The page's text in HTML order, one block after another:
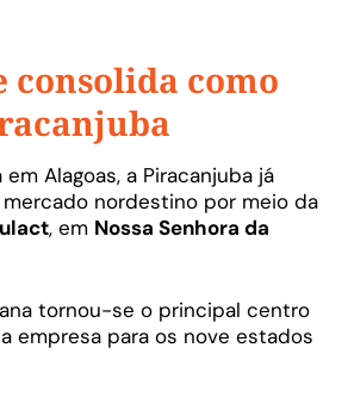
consolida como
Alagoas, a Piracanjuba já
nordestino por meio da
, em Nossa Senhora da
tornou-se o principal centro
empresa para os nove estados